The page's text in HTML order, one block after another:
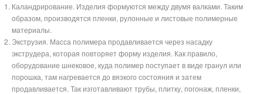
Каландрирование. Изделия формуются между двумя валками. Таким
образом, производятся пленки, рулонные и листовые полимерные
материалы.
Экструзия. Масса полимера продавливается через насадку
экструдера, которая повторяет форму изделия. Как правило,
оборудование шнековое, куда полимер поступает в виде гранул или
порошка, там нагревается до вязкого состояния и затем
продавливается. Так изготавливают трубы, плитку, погонаж, пленки,